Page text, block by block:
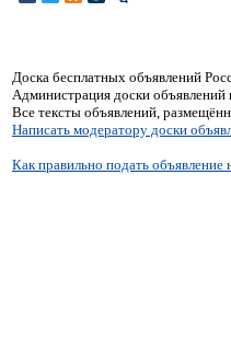
Доска бесплатных объявлений
Администрация доски объявлений
Все тексты объявлений,
Написать модератору доски
Как правильно подать объявление